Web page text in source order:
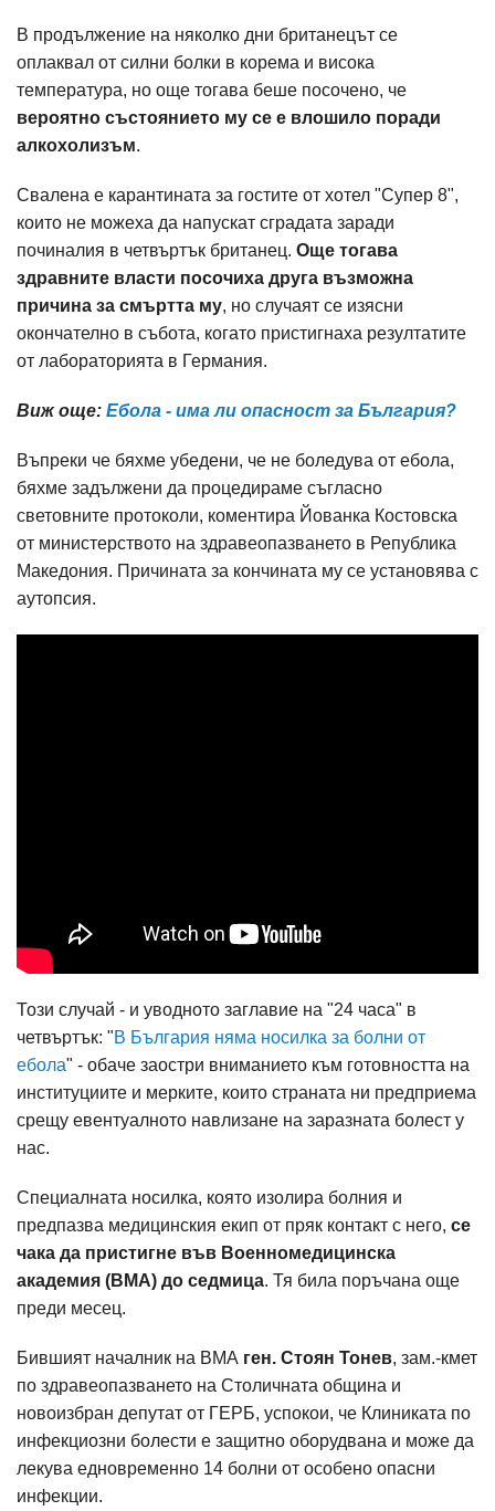
В продължение на няколко дни британецът се
оплаквал от силни болки в корема и висока
температура, но още тогава беше посочено, че
вероятно състоянието му се е влошило поради
алкохолизъм.
Свалена е карантината за гостите от хотел "Супер 8",
които не можеха да напускат сградата заради
починалия в четвъртък британец. Още тогава
здравните власти посочиха друга възможна
причина за смъртта му, но случаят се изясни
окончателно в събота, когато пристигнаха резултатите
от лабораторията в Германия.
Виж още: Ебола - има ли опасност за България?
Въпреки че бяхме убедени, че не боледува от ебола,
бяхме задължени да процедираме съгласно
световните протоколи, коментира Йованка Костовска
от министерството на здравеопазването в Република
Македония. Причината за кончината му се установява с
аутопсия.
Този случай - и уводното заглавие на "24 часа" в
четвъртък: "В България няма носилка за болни от
ебола" - обаче заостри вниманието към готовността на
институциите и мерките, които страната ни предприема
срещу евентуалното навлизане на заразната болест у
нас.
Специалната носилка, която изолира болния и
предпазва медицинския екип от пряк контакт с него, се
чака да пристигне във Военномедицинска
академия (ВМА) до седмица. Тя била поръчана още
преди месец.
Бившият началник на ВМА ген. Стоян Тонев, зам.-кмет
по здравеопазването на Столичната община и
новоизбран депутат от ГЕРБ, успокои, че Клиниката по
инфекциозни болести е защитно оборудвана и може да
лекува едновременно 14 болни от особено опасни
инфекции.